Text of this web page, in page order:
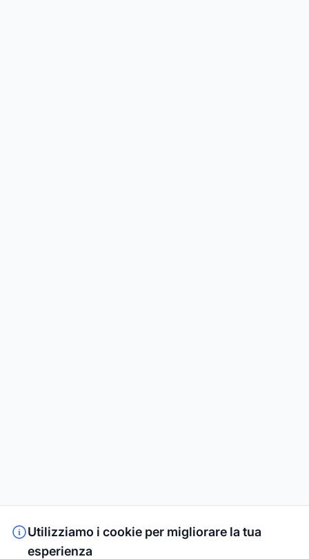
Utilizziamo i cookie per migliorare la tua
esperienza